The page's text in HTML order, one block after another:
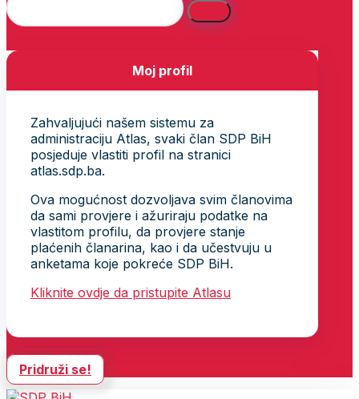
Moj profil
Zahvaljujući našem sistemu za
administraciju Atlas, svaki član SDP BiH
posjeduje vlastiti profil na stranici
atlas.sdp.ba.
Ova mogućnost dozvoljava svim članovima
da sami provjere i ažuriraju podatke na
vlastitom profilu, da provjere stanje
plaćenih članarina, kao i da učestvuju u
anketama koje pokreće SDP BiH.
Kliknite ovdje da pristupite Atlasu
Pridruži se!